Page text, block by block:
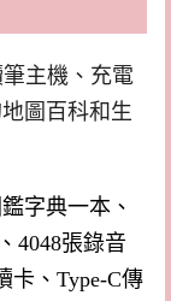
主機、充電
圖百科和生
字典一本、
4048張錄音
卡、Type-C傳